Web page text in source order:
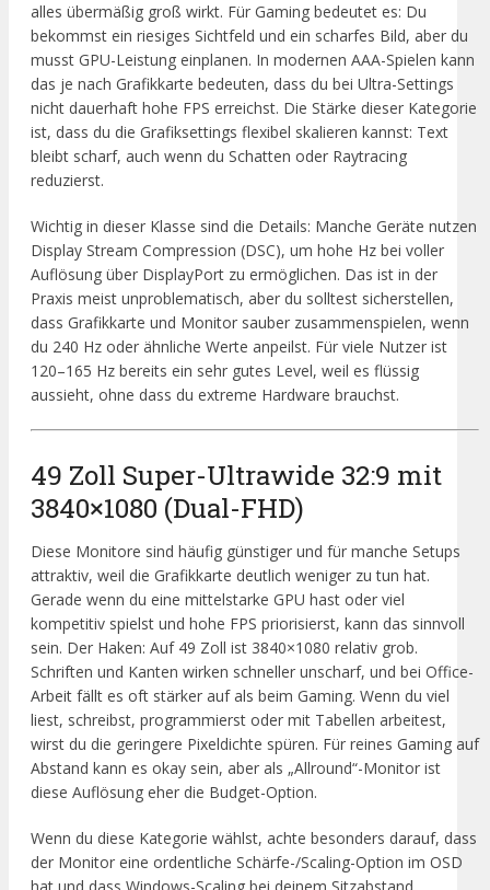
alles übermäßig groß wirkt. Für Gaming bedeutet es: Du
bekommst ein riesiges Sichtfeld und ein scharfes Bild, aber du
musst GPU-Leistung einplanen. In modernen AAA-Spielen kann
das je nach Grafikkarte bedeuten, dass du bei Ultra-Settings
nicht dauerhaft hohe FPS erreichst. Die Stärke dieser Kategorie
ist, dass du die Grafiksettings flexibel skalieren kannst: Text
bleibt scharf, auch wenn du Schatten oder Raytracing
reduzierst.
Wichtig in dieser Klasse sind die Details: Manche Geräte nutzen
Display Stream Compression (DSC), um hohe Hz bei voller
Auflösung über DisplayPort zu ermöglichen. Das ist in der
Praxis meist unproblematisch, aber du solltest sicherstellen,
dass Grafikkarte und Monitor sauber zusammenspielen, wenn
du 240 Hz oder ähnliche Werte anpeilst. Für viele Nutzer ist
120–165 Hz bereits ein sehr gutes Level, weil es flüssig
aussieht, ohne dass du extreme Hardware brauchst.
49 Zoll Super-Ultrawide 32:9 mit
3840×1080 (Dual-FHD)
Diese Monitore sind häufig günstiger und für manche Setups
attraktiv, weil die Grafikkarte deutlich weniger zu tun hat.
Gerade wenn du eine mittelstarke GPU hast oder viel
kompetitiv spielst und hohe FPS priorisierst, kann das sinnvoll
sein. Der Haken: Auf 49 Zoll ist 3840×1080 relativ grob.
Schriften und Kanten wirken schneller unscharf, und bei Office-
Arbeit fällt es oft stärker auf als beim Gaming. Wenn du viel
liest, schreibst, programmierst oder mit Tabellen arbeitest,
wirst du die geringere Pixeldichte spüren. Für reines Gaming auf
Abstand kann es okay sein, aber als „Allround“-Monitor ist
diese Auflösung eher die Budget-Option.
Wenn du diese Kategorie wählst, achte besonders darauf, dass
der Monitor eine ordentliche Schärfe-/Scaling-Option im OSD